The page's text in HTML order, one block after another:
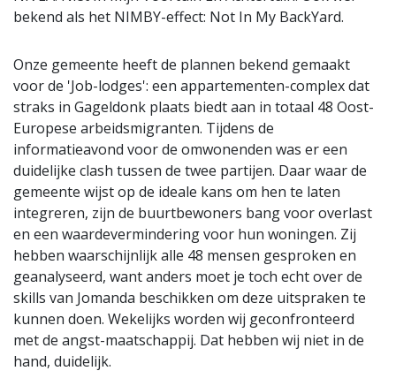
bekend als het NIMBY-effect: Not In My BackYard.
Onze gemeente heeft de plannen bekend gemaakt
voor de 'Job-lodges': een appartementen-complex dat
straks in Gageldonk plaats biedt aan in totaal 48 Oost-
Europese arbeidsmigranten. Tijdens de
informatieavond voor de omwonenden was er een
duidelijke clash tussen de twee partijen. Daar waar de
gemeente wijst op de ideale kans om hen te laten
integreren, zijn de buurtbewoners bang voor overlast
en een waardevermindering voor hun woningen. Zij
hebben waarschijnlijk alle 48 mensen gesproken en
geanalyseerd, want anders moet je toch echt over de
skills van Jomanda beschikken om deze uitspraken te
kunnen doen. Wekelijks worden wij geconfronteerd
met de angst-maatschappij. Dat hebben wij niet in de
hand, duidelijk.